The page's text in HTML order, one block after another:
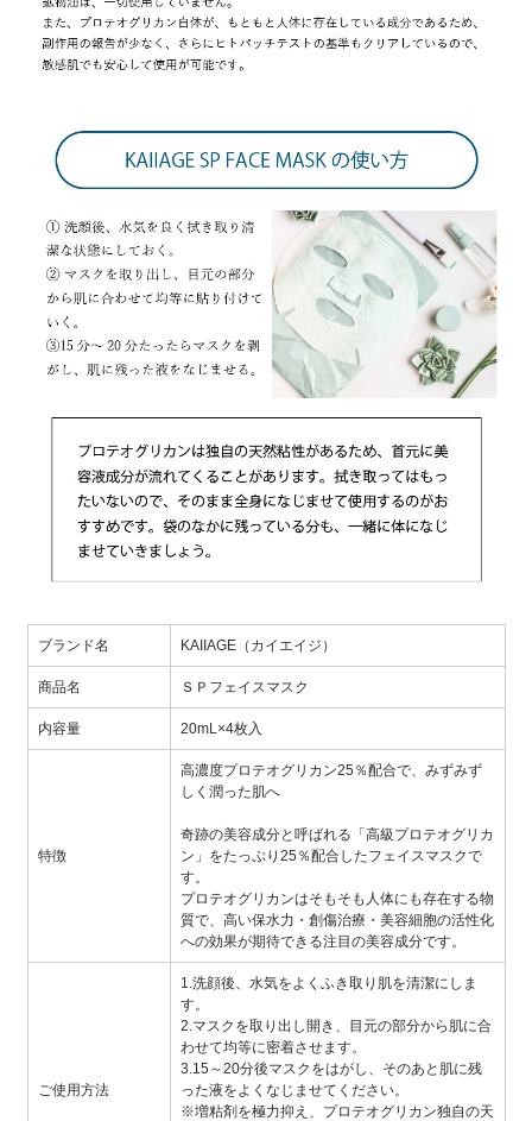
ブランド名 KAIIAGE（カイエイジ）
商品名 ＳＰフェイスマスク
内容量 20mL×4枚入
特徴
高濃度プロテオグリカン25％配合で、みずみず
しく潤った肌へ
奇跡の美容成分と呼ばれる「高級プロテオグリカ
ン」をたっぷり25％配合したフェイスマスクで
す。
プロテオグリカンはそもそも人体にも存在する物
質で、高い保水力・創傷治療・美容細胞の活性化
への効果が期待できる注目の美容成分です。
ご使用方法
1.洗顔後、水気をよくふき取り肌を清潔にしま
す。
2.マスクを取り出し開き、目元の部分から肌に合
わせて均等に密着させます。
3.15～20分後マスクをはがし、そのあと肌に残
った液をよくなじませてください。
※増粘剤を極力抑え、プロテオグリカン独自の天